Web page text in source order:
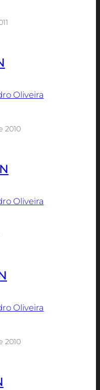
Oliveira
2010
Oliveira
Oliveira
2010